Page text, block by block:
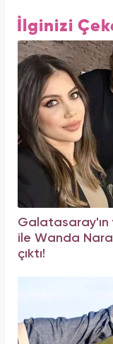
İlginizi
Galatasaray'ın
ile Wanda
çıktı!